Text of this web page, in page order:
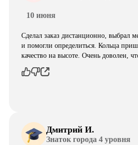
10 июня
Сделал заказ дистанционно, выбрал
и помогли определиться. Кольца
качество на высоте. Очень доволен,
Дмитрий И.
Знаток города 4 уровня